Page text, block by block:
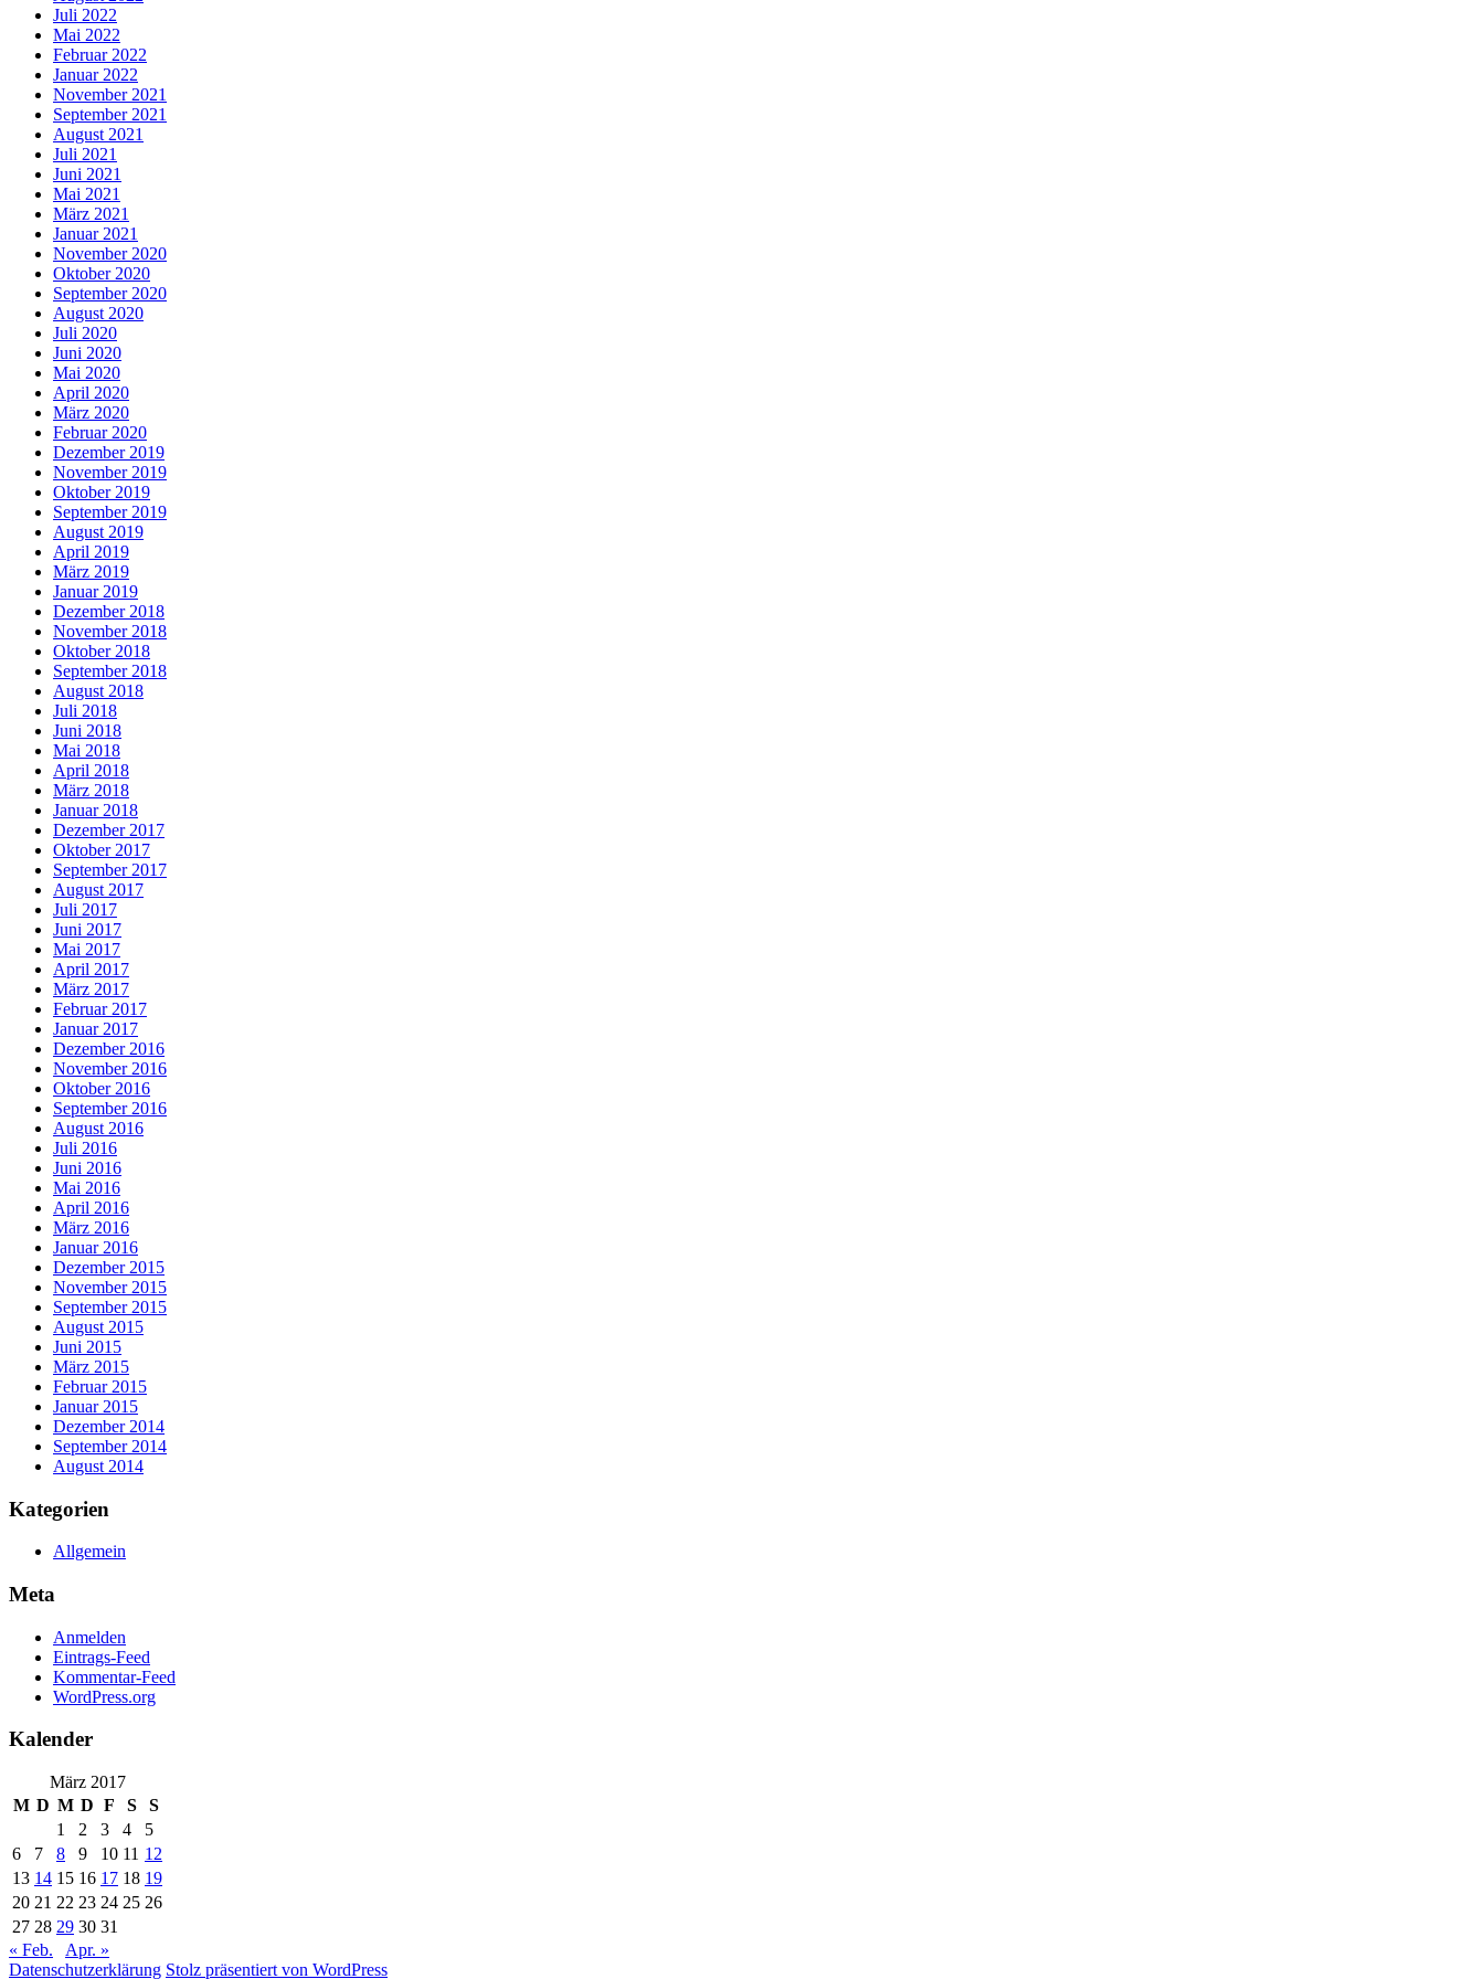
Juli 2022
Mai 2022
Februar 2022
Januar 2022
November 2021
September 2021
August 2021
Juli 2021
Juni 2021
Mai 2021
März 2021
Januar 2021
November 2020
Oktober 2020
September 2020
August 2020
Juli 2020
Juni 2020
Mai 2020
April 2020
März 2020
Februar 2020
Dezember 2019
November 2019
Oktober 2019
September 2019
August 2019
April 2019
März 2019
Januar 2019
Dezember 2018
November 2018
Oktober 2018
September 2018
August 2018
Juli 2018
Juni 2018
Mai 2018
April 2018
März 2018
Januar 2018
Dezember 2017
Oktober 2017
September 2017
August 2017
Juli 2017
Juni 2017
Mai 2017
April 2017
März 2017
Februar 2017
Januar 2017
Dezember 2016
November 2016
Oktober 2016
September 2016
August 2016
Juli 2016
Juni 2016
Mai 2016
April 2016
März 2016
Januar 2016
Dezember 2015
November 2015
September 2015
August 2015
Juni 2015
März 2015
Februar 2015
Januar 2015
Dezember 2014
September 2014
August 2014
Kategorien
Allgemein
Meta
Anmelden
Eintrags-Feed
Kommentar-Feed
WordPress.org
Kalender
März 2017
M D M D F S
S
1
2 3 4
5
6
7 8 9 10 11 12
13 14 15 16 17 18 19
20 21 22 23 24 25 26
27 28 29 30 31
« Feb.
Apr. »
Datenschutzerklärung Stolz präsentiert von WordPress